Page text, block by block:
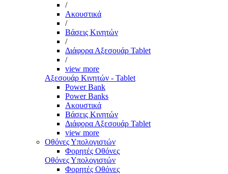
/
Ακουστικά
/
Βάσεις Κινητών
/
Διάφορα Αξεσουάρ Tablet
/
view more
Αξεσουάρ Κινητών - Tablet
Power Bank
Power Banks
Ακουστικά
Βάσεις Κινητών
Διάφορα Αξεσουάρ Tablet
view more
Οθόνες Υπολογιστών
Φορητές Οθόνες
Οθόνες Υπολογιστών
Φορητές Οθόνες